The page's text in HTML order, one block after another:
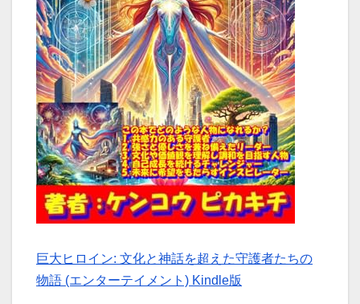
巨大ヒロイン: 文化と神話を超えた守護者たちの
物語 (エンターテイメント) Kindle版